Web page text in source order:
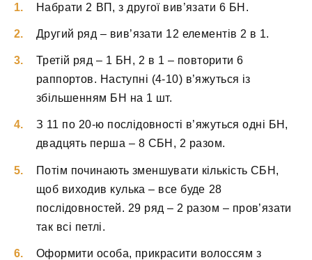
Набрати 2 ВП, з другої вив’язати 6 БН.
Другий ряд – вив’язати 12 елементів 2 в 1.
Третій ряд – 1 БН, 2 в 1 – повторити 6
раппортов. Наступні (4-10) в’яжуться із
збільшенням БН на 1 шт.
З 11 по 20-ю послідовності в’яжуться одні БН,
двадцять перша – 8 СБН, 2 разом.
Потім починають зменшувати кількість СБН,
щоб виходив кулька – все буде 28
послідовностей. 29 ряд – 2 разом – пров’язати
так всі петлі.
Оформити особа, прикрасити волоссям з